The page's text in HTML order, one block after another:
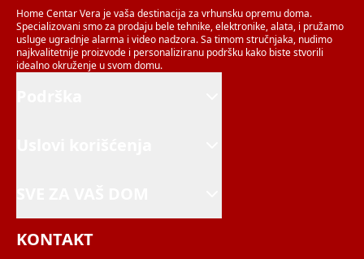
Home Centar Vera je vaša destinacija za vrhunsku opremu doma.
Specializovani smo za prodaju bele tehnike, elektronike, alata, i pružamo
usluge ugradnje alarma i video nadzora. Sa timom stručnjaka, nudimo
najkvalitetnije proizvode i personaliziranu podršku kako biste stvorili
idealno okruženje u svom domu.
KONTAKT